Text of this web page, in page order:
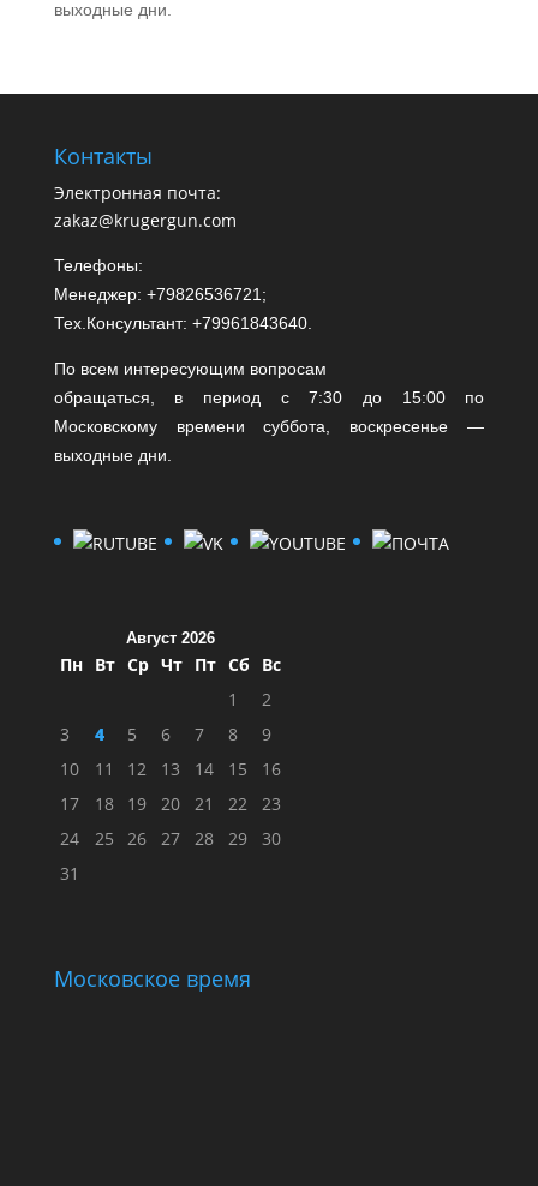
выходные дни.
Контакты
Электронная почта:
zakaz@krugergun.com
Телефоны:
Менеджер: +79826536721;
Тех.Консультант: +79961843640.
По всем интересующим вопросам
обращаться, в период с 7:30 до 15:00 по
Московскому времени суббота, воскресенье —
выходные дни.
Август 2026
Пн Вт Ср Чт Пт Сб
Вс
1
2
3
4 5 6 7 8
9
10
11 12 13 14 15
16
17
18 19 20 21 22
23
24
25 26 27 28 29
30
31
Московское время